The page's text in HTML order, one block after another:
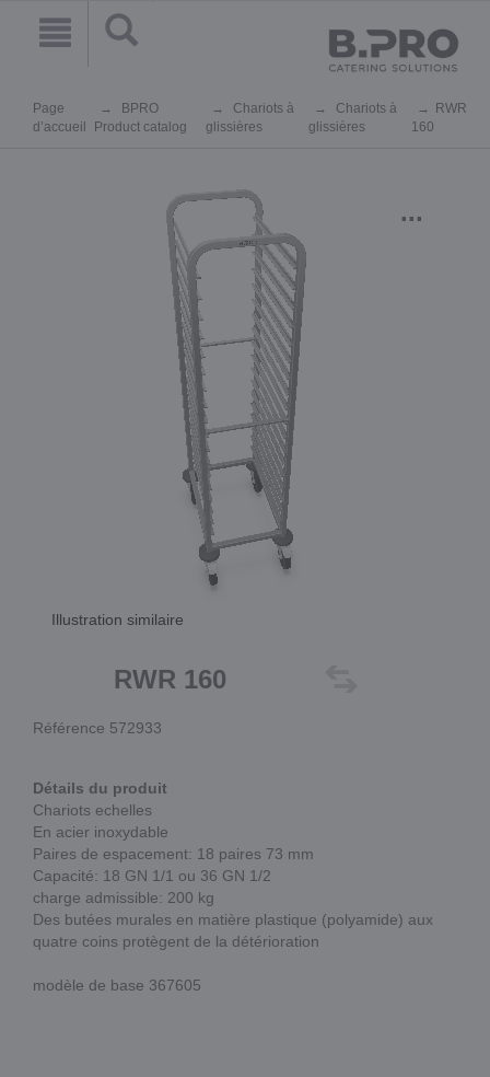
Page
d’accueil
BPRO
Product catalog
Chariots à
glissières
Chariots à
glissières
RWR
160
...
Illustration similaire
RWR 160
Référence 572933
Détails du produit
Chariots echelles
En acier inoxydable
Paires de espacement: 18 paires 73 mm
Capacité: 18 GN 1/1 ou 36 GN 1/2
charge admissible: 200 kg
Des butées murales en matière plastique (polyamide) aux
quatre coins protègent de la détérioration
modèle de base 367605